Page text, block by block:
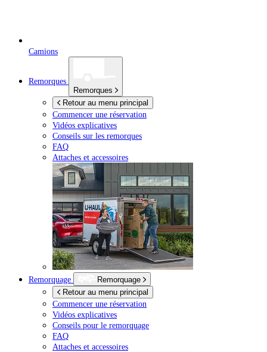
Camions
Remorques
Remorques
Retour au menu principal
Commencer une réservation
Vidéos explicatives
Conseils sur les remorques
FAQ
Attaches et accessoires
Remorquage
Remorquage
Retour au menu principal
Commencer une réservation
Vidéos explicatives
Conseils pour le remorquage
FAQ
Attaches et accessoires